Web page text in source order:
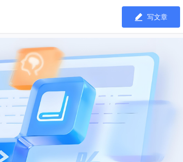
写文章